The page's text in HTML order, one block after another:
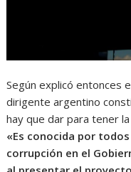
Según explicó entonces
dirigente argentino
hay que dar para tener
«Es conocida por
corrupción en el